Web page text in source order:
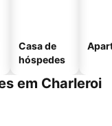
Casa de
hóspedes
em Charleroi